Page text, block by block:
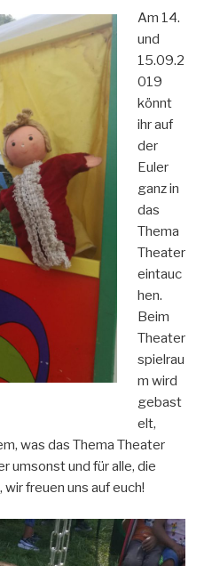
Am 14.
und
15.09.2
019
könnt
ihr auf
der
Euler
ganz in
das
Thema
Theater
eintauc
hen.
Beim
Theater
spielrau
m wird
gebast
elt,
was das Thema Theater
umsonst und für alle, die
freuen uns auf euch!